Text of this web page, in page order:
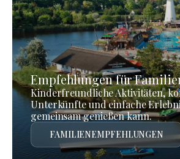
Empfehlungen für
Kinderfreundliche Aktivitäten,
Unterkünfte und einfache
gemeinsam genießen kann.
FAMILIENEMPFEHLUNGEN